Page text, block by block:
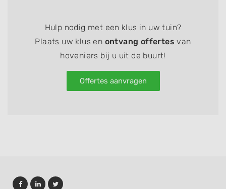
Hulp nodig met een klus in uw tuin?
Plaats uw klus en ontvang offertes van
hoveniers bij u uit de buurt!
Offertes aanvragen